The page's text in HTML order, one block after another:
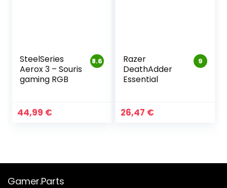
8.6
SteelSeries
Aerox 3 – Souris
gaming RGB
44,99 €
9
Razer
DeathAdder
Essential
26,47 €
Gamer.Parts